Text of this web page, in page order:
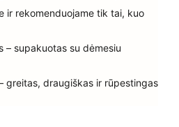
ir rekomenduojame tik tai, kuo
– supakuotas su dėmesiu
greitas, draugiškas ir rūpestingas